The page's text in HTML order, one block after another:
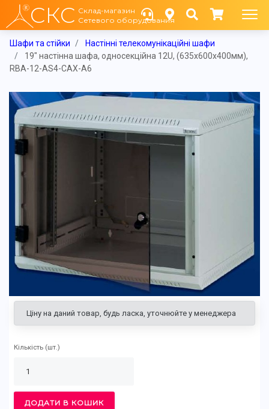
СКС Склад-магазин
Сетевого оборудования
Шафи та стійки
Настінні телекомунікаційні шафи
19" настінна шафа, односекційна 12U, (635x600x400мм),
RBA-12-AS4-CAX-A6
Ціну на даний товар, будь ласка, уточнюйте у менеджера
Кількість (шт.)
ДОДАТИ В КОШИК